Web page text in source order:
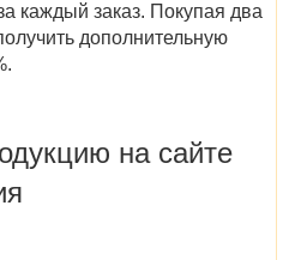
каждый заказ. Покупая два
дополнительную
на сайте